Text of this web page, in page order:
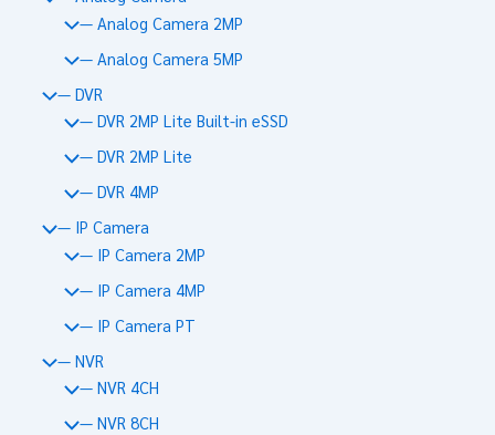
— Analog Camera 2MP
— Analog Camera 5MP
— DVR
— DVR 2MP Lite Built-in eSSD
— DVR 2MP Lite
— DVR 4MP
— IP Camera
— IP Camera 2MP
— IP Camera 4MP
— IP Camera PT
— NVR
— NVR 4CH
— NVR 8CH